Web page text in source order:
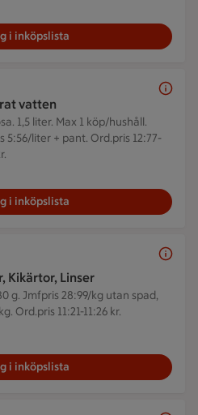
i inköpslista
vatten
1,5 liter. Max 1 köp/hushåll.
5:56/liter + pant. Ord.pris 12:77-
i inköpslista
Kikärtor, Linser
g. Jmfpris 28:99/kg utan spad,
Ord.pris 11:21-11:26 kr.
i inköpslista